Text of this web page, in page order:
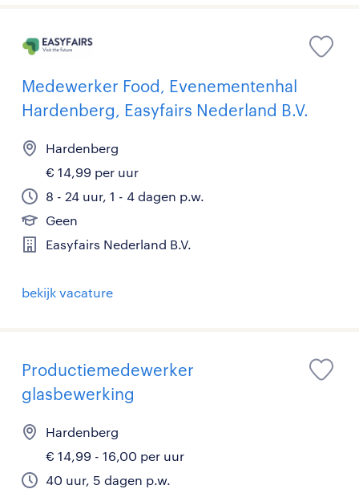
Medewerker Food, Evenementenhal
Hardenberg, Easyfairs Nederland B.V.
Hardenberg
€ 14,99 per uur
8 - 24 uur, 1 - 4 dagen p.w.
Geen
Easyfairs Nederland B.V.
bekijk vacature
Productiemedewerker
glasbewerking
Hardenberg
€ 14,99 - 16,00 per uur
40 uur, 5 dagen p.w.